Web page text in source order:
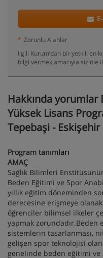
* Zorunlu Alanlar
Ilgili Kurum’dan bir yetkili en
bilgi vermek amacıyla sizinle
Hakkında yorumlar
Yüksek Lisans
Tepebaşi - Eskişehir
Program tanımları
AMAÇ
Sağlık Bilimleri
Beden Eğitimi ve Spor
yıllık eğitim döneminden
derecesine erişmeye
öğrenciler bilimsel ilkeler
yapmak zorundadır.Beden
sistemlerin tasarlanması,
gelişen spor teknolojisi
genelinde beden eğitimi